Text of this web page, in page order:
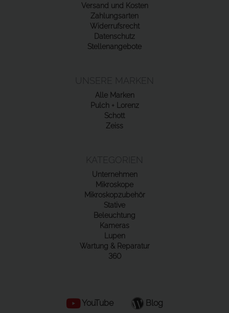
Versand und Kosten
Zahlungsarten
Widerrufsrecht
Datenschutz
Stellenangebote
UNSERE MARKEN
Alle Marken
Pulch + Lorenz
Schott
Zeiss
KATEGORIEN
Unternehmen
Mikroskope
Mikroskopzubehör
Stative
Beleuchtung
Kameras
Lupen
Wartung & Reparatur
360
YouTube Blog